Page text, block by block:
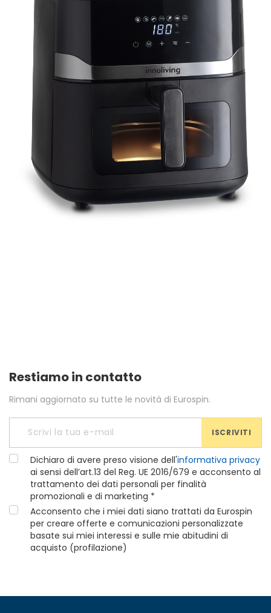
Restiamo in contatto
Rimani aggiornato su tutte le novità di Eurospin.
ISCRIVITI
Dichiaro di avere preso visione dell'informativa privacy
ai sensi dell’art.13 del Reg. UE 2016/679 e acconsento al
trattamento dei dati personali per finalità
promozionali e di marketing *
Acconsento che i miei dati siano trattati da Eurospin
per creare offerte e comunicazioni personalizzate
basate sui miei interessi e sulle mie abitudini di
acquisto (profilazione)